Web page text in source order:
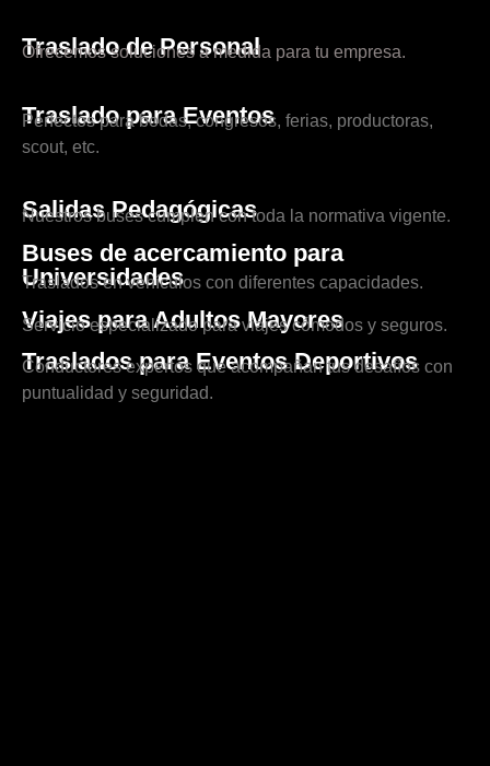
Traslado de Personal
Ofrecemos soluciones a medida para tu empresa.
Traslado para Eventos
Perfectos para bodas, congresos, ferias, productoras,
scout, etc.
Salidas Pedagógicas
Nuestros buses cumplen con toda la normativa vigente.
Buses de acercamiento para
Universidades
Traslados en vehículos con diferentes capacidades.
Viajes para Adultos Mayores
Servicio especializado para viajes cómodos y seguros.
Traslados para Eventos Deportivos
Conductores expertos que acompañan tus desafíos con
puntualidad y seguridad.